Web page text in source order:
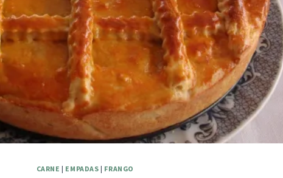
CARNE | EMPADAS | FRANGO